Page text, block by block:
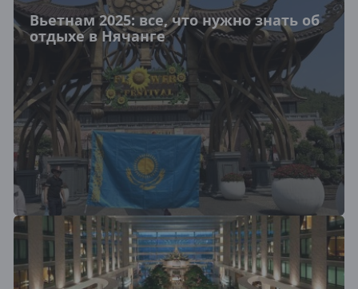
Вьетнам 2025: все, что нужно знать об
отдыхе в Нячанге